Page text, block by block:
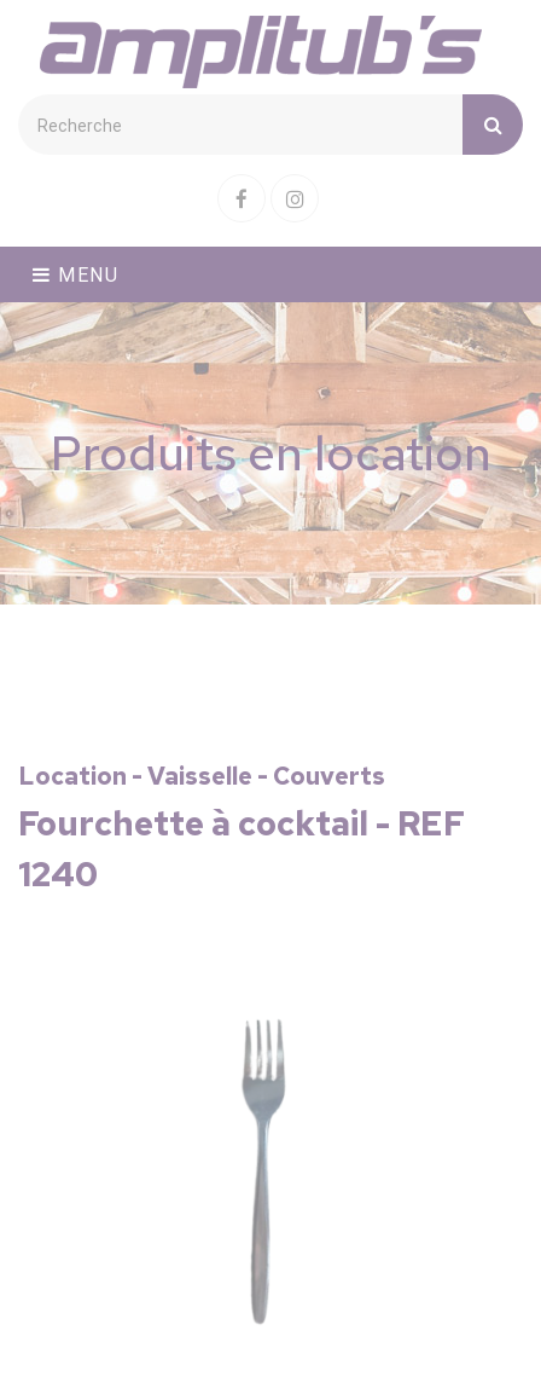
FacebookInstagram
MENU
Produits en location
Location - Vaisselle - Couverts
Fourchette à cocktail - REF
1240
Cookies management panel